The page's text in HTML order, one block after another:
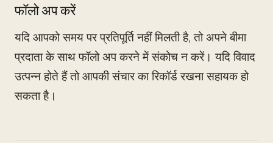
फॉलो अप करें
यदि आपको समय पर प्रतिपूर्ति नहीं मिलती है, तो अपने बीमा
प्रदाता के साथ फॉलो अप करने में संकोच न करें। यदि विवाद
उत्पन्न होते हैं तो आपकी संचार का रिकॉर्ड रखना सहायक हो
सकता है।